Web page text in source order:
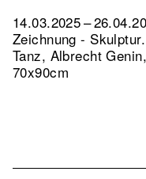
14.03.2025 –
Zeichnung -
Tanz, Albrecht
70x90cm